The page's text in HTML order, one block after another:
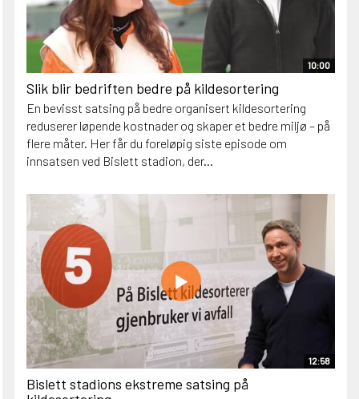
10:00
Slik blir bedriften bedre på kildesortering
En bevisst satsing på bedre organisert kildesortering
reduserer løpende kostnader og skaper et bedre miljø – på
flere måter. Her får du foreløpig siste episode om
innsatsen ved Bislett stadion, der...
12:58
Bislett stadions ekstreme satsing på